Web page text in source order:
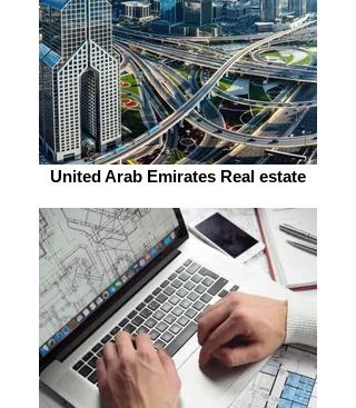
United Arab Emirates Real estate